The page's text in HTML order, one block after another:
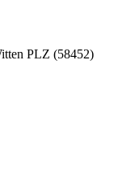
PLZ (58452)